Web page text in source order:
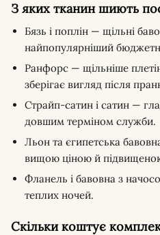
З яких тканин шиють
Бязь і поплін — щільні
найпопулярніший
Ранфорс — щільніше
зберігає вигляд після
Страйп-сатин і сатин —
довшим терміном служби.
Льон та єгипетська
вищою ціною й
Фланель і бавовна з
теплих ночей.
Скільки коштує